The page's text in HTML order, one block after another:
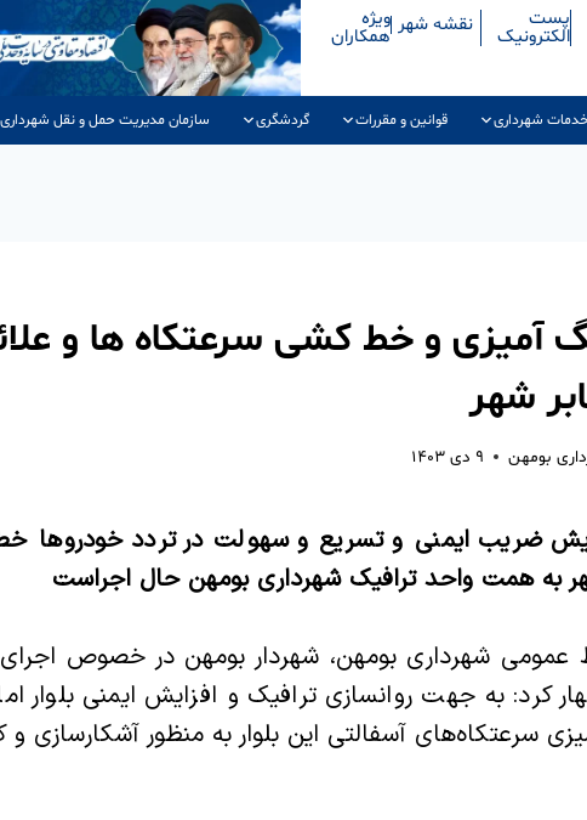
پست
الکترونیک نقشه شهر ویژه
همکاران
خدمات شهرداری قوانین و مقررات گردشگری سازمان مدیریت حمل و نقل
آمیزی و خط کشی سرعتکاه ها و
شهر
بومهن ۹ دی ۱۴۰۳
ضریب ایمنی و تسریع و سهولت در تردد خودروها
همت واحد ترافیک شهرداری بومهن حال اجراست
عمومی شهرداری بومهن، شهردار بومهن در خصوص
کرد: به جهت روانسازی ترافیک و افزایش ایمنی بلوار
سرعتکاه‌های آسفالتی این بلوار به منظور